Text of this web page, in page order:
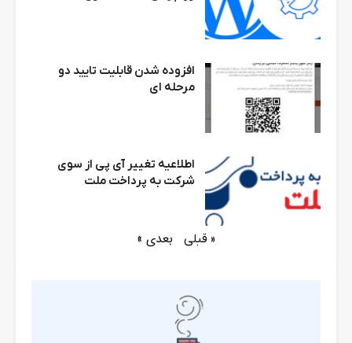
افزوده شدن قابلیت تایید دو
مرحله ای
اطلاعیه تغییر آی پی از سوی
شرکت به پرداخت ملت
« قبلی بعدی »